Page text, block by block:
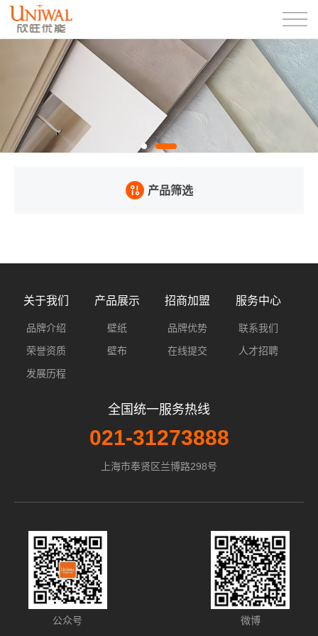
产品筛选
关于我们
品牌介绍
荣誉资质
发展历程
产品展示
壁纸
壁布
招商加盟
品牌优势
在线提交
服务中心
联系我们
人才招聘
全国统一服务热线
021-31273888
上海市奉贤区兰博路298号
公众号 微博